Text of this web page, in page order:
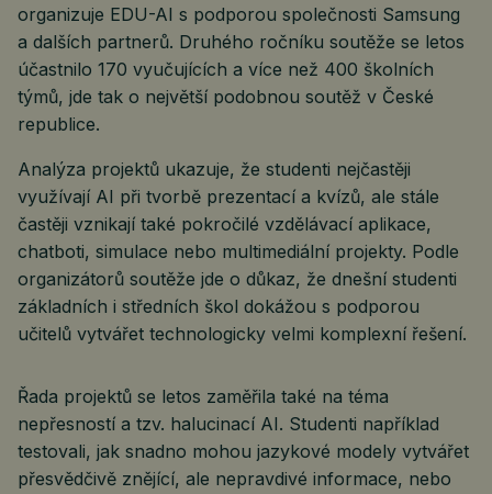
organizuje EDU-AI s podporou společnosti Samsung
a dalších partnerů. Druhého ročníku soutěže se letos
účastnilo 170 vyučujících a více než 400 školních
týmů, jde tak o největší podobnou soutěž v České
republice.
Analýza projektů ukazuje, že studenti nejčastěji
využívají AI při tvorbě prezentací a kvízů, ale stále
častěji vznikají také pokročilé vzdělávací aplikace,
chatboti, simulace nebo multimediální projekty. Podle
organizátorů soutěže jde o důkaz, že dnešní studenti
základních i středních škol dokážou s podporou
učitelů vytvářet technologicky velmi komplexní řešení.
Řada projektů se letos zaměřila také na téma
nepřesností a tzv. halucinací AI. Studenti například
testovali, jak snadno mohou jazykové modely vytvářet
přesvědčivě znějící, ale nepravdivé informace, nebo